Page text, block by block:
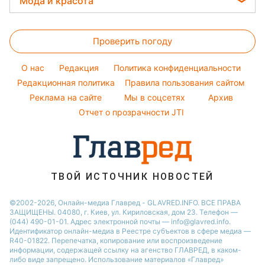
Максим Галкин
Настя Каменских
Виталий Козловский
Новости Харькова
Новости Житомира
Новости Полтавы
Новости Одессы
Новости Сум
Новости Черкассы
Простые блюда
Тарифы
Курс валют
Магнитные бури
Погода на сегодня
Погода на завтра
Пылевая буря
Окрашивание волос
Красивый маникюр
Модные ошибки
Новости моды
Советы от Андре Тана
Проверить погоду
O нас Редакция
Политика конфиденциальности
Редакционная политика
Правила пользования сайтом
Реклама на сайте
Мы в соцсетях
Архив
Отчет о прозрачности JTI
ТВОЙ ИСТОЧНИК НОВОСТЕЙ
©2002-2026, Онлайн-медиа Главред - GLAVRED.INFO. ВСЕ ПРАВА
ЗАЩИЩЕНЫ. 04080, г. Киев, ул. Кириловская, дом 23. Телефон —
(044) 490-01-01. Адрес электронной почты — info@glavred.info.
Идентификатор онлайн-медиа в Реестре cубъектов в сфере медиа —
R40-01822. Перепечатка, копирование или воспроизведение
информации, содержащей ссылку на агенство ГЛАВРЕД, в каком-
либо виде запрещено. Использование материалов «Главред»